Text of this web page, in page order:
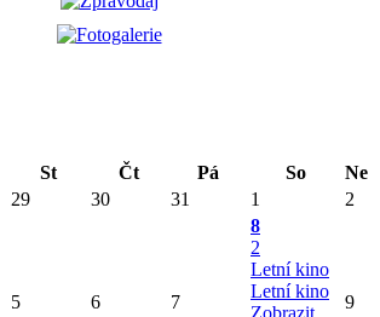
St Čt Pá So
Ne
29 30 31 1 2
5 6 7
8
2
Letní kino
Letní kino
Zobrazit
9